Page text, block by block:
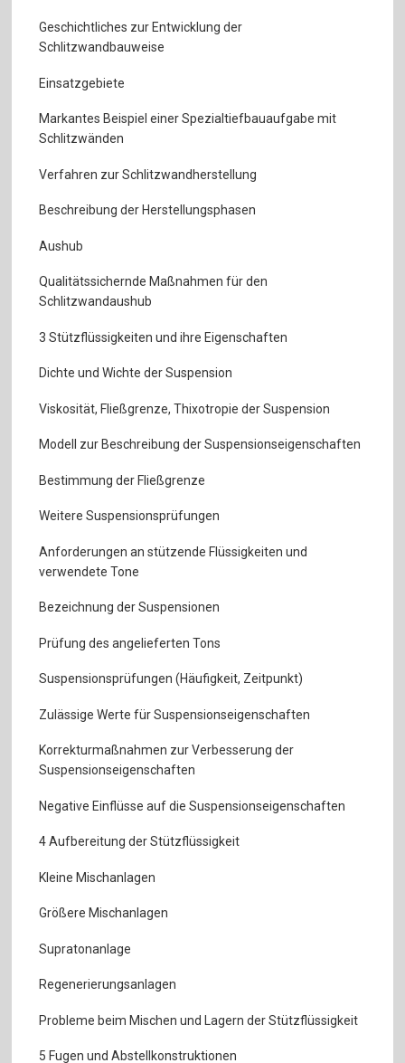
Geschichtliches zur Entwicklung der
Schlitzwandbauweise
Einsatzgebiete
Markantes Beispiel einer Spezialtiefbauaufgabe mit
Schlitzwänden
Verfahren zur Schlitzwandherstellung
Beschreibung der Herstellungsphasen
Aushub
Qualitätssichernde Maßnahmen für den
Schlitzwandaushub
3 Stützflüssigkeiten und ihre Eigenschaften
Dichte und Wichte der Suspension
Viskosität, Fließgrenze, Thixotropie der Suspension
Modell zur Beschreibung der Suspensionseigenschaften
Bestimmung der Fließgrenze
Weitere Suspensionsprüfungen
Anforderungen an stützende Flüssigkeiten und
verwendete Tone
Bezeichnung der Suspensionen
Prüfung des angelieferten Tons
Suspensionsprüfungen (Häufigkeit, Zeitpunkt)
Zulässige Werte für Suspensionseigenschaften
Korrekturmaßnahmen zur Verbesserung der
Suspensionseigenschaften
Negative Einflüsse auf die Suspensionseigenschaften
4 Aufbereitung der Stützflüssigkeit
Kleine Mischanlagen
Größere Mischanlagen
Supratonanlage
Regenerierungsanlagen
Probleme beim Mischen und Lagern der Stützflüssigkeit
5 Fugen und Abstellkonstruktionen